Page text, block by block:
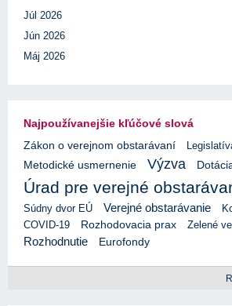
Júl 2026
Jún 2026
Máj 2026
Najpoužívanejšie kľúčové slová
Zákon o verejnom obstarávaní
Metodické usmernenie
Výzva
Úrad pre verejné
Súdny dvor EÚ Verejné obstarávanie
COVID-19
Rozhodovacia prax Zelené
Rozhodnutie Eurofondy